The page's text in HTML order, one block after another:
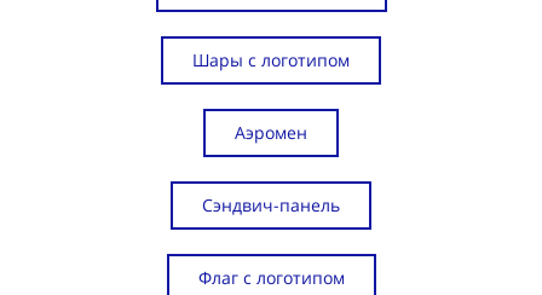
Шары с логотипом
Аэромен
Сэндвич-панель
Флаг с логотипом